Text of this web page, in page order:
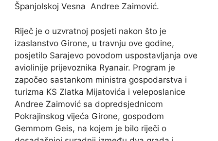
Španjolskoj Vesna Andree Zaimović.
Riječ je o uzvratnoj posjeti nakon što je
izaslanstvo Girone, u travnju ove godine,
posjetilo Sarajevo povodom uspostavljanja ove
aviolinije prijevoznika Ryanair. Program je
započeo sastankom ministra gospodarstva i
turizma KS Zlatka Mijatovića i veleposlanice
Andree Zaimović sa dopredsjednicom
Pokrajinskog vijeća Girone, gospođom
Gemmom Geis, na kojem je bilo riječi o